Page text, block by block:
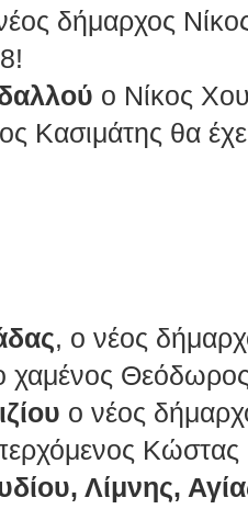
δήμαρχος
ο Νίκος
Κασιμάτης θα
, ο νέος
χαμένος
ο νέος
Λίμνης,